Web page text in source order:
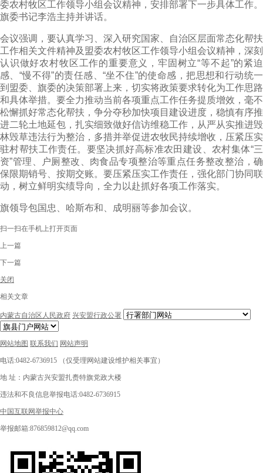
委农村牧区工作领导小组会议精神，安排部署下一步具体工作。
旗委书记李浩主持并讲话。
会议强调，要认真学习、深入研究国家、自治区层面常态化帮扶
工作相关文件精神及盟委农村牧区工作领导小组会议精神，深刻
认识做好农村牧区工作的重要意义，牢固树立“等不起”的紧迫
感、“慢不得”的责任感、“坐不住”的使命感，把思想和行动统一
到盟委、旗委的决策部署上来，切实将政策要求转化为工作思路
和具体举措。要全力推动当前各项重点工作任务提质增效，毫不
松懈抓好常态化帮扶，争分夺秒加快项目建设进度，稳慎有序推
进二轮土地延包，扎实细致做好信访维稳工作，从严从实推进毁
林毁草违法行为整治，多措并举促进农牧民持续增收，压紧压实
驻村帮扶工作责任。要坚决抓好高标准农田建设、农村集体“三
资”管理、户厕整改、肉食品专项整治等重点任务整改整治，确
保限期销号、按期交账。要压紧压实工作责任，强化部门协同联
动，树立鲜明实绩导向，全力以赴抓好各项工作落实。
旗领导包国忠、哈斯布和、成明丽等参加会议。
扫一扫在手机上打开页面
上一篇
下一篇
关闭
相关文章
内蒙古自治区人民政府 兴安盟行政公署
网站地图 联系我们 网站声明
电话:0482-6736915 （仅受理网站建设维护相关事宜）
地 址：内蒙古兴安盟扎赉特旗党政大楼
违法和不良信息举报电话:0482-6736915
中国互联网举报中心
举报邮箱:876859812@qq.com